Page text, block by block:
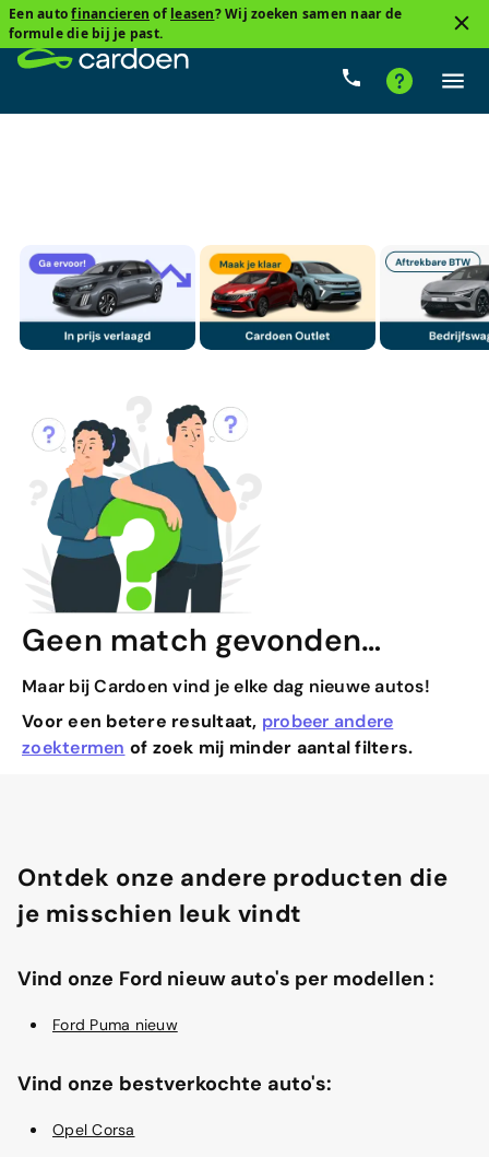
Een autofinancieren of leasen? Wij zoeken samen naar de
formule die bij je past.
Van 0 km tot 10.000 km
Geen match gevonden…
Maar bij Cardoen vind je elke dag nieuwe autos!
Voor een betere resultaat, probeer andere
zoektermen of zoek mij minder aantal filters.
Ontdek onze andere producten die
je misschien leuk vindt
Vind onze Ford nieuw auto's per modellen :
Ford Puma nieuw
Vind onze bestverkochte auto's:
Opel Corsa